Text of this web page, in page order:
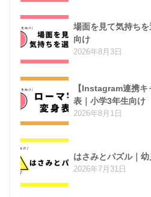
場面を見て気持ち
向け
2026年8月3日
【Instagram連携
表｜小学3年生向け
2026年8月1日
はさみとパズル｜
2026年7月31日